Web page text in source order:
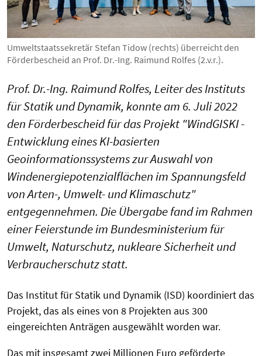
Umweltstaatssekretär Stefan Tidow (rechts) überreicht den
Förderbescheid an Prof. Dr.-Ing. Raimund Rolfes (2.v.r.).
Prof. Dr.-Ing. Raimund Rolfes, Leiter des Instituts
für Statik und Dynamik, konnte am 6. Juli 2022
den Förderbescheid für das Projekt "WindGISKI -
Entwicklung eines KI-basierten
Geoinformationssystems zur Auswahl von
Windenergiepotenzialflächen im Spannungsfeld
von Arten-, Umwelt- und Klimaschutz"
entgegennehmen. Die Übergabe fand im Rahmen
einer Feierstunde im Bundesministerium für
Umwelt, Naturschutz, nukleare Sicherheit und
Verbraucherschutz statt.
Das Institut für Statik und Dynamik (ISD) koordiniert das
Projekt, das als eines von 8 Projekten aus 300
eingereichten Anträgen ausgewählt worden war.
Das mit insgesamt zwei Millionen Euro geförderte